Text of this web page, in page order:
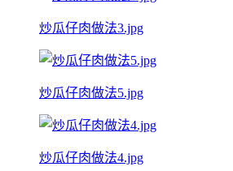
炒瓜仔肉做法3.jpg
炒瓜仔肉做法5.jpg
炒瓜仔肉做法4.jpg